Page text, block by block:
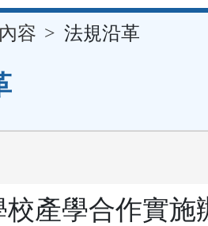
容 法規沿革
產學合作實施